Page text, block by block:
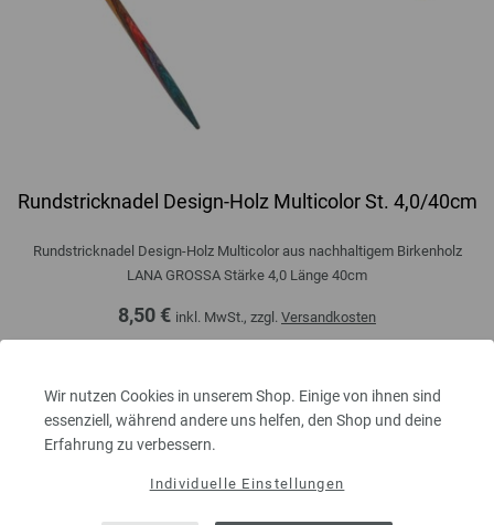
Wir nutzen Cookies in unserem Shop. Einige von ihnen sind
essenziell, während andere uns helfen, den Shop und deine
Erfahrung zu verbessern.
Individuelle Einstellungen
Rundstricknadel Design-Holz Multicolor St. 4,0/40cm
Rundstricknadel Design-Holz Multicolor aus nachhaltigem Birkenholz
LANA GROSSA Stärke 4,0 Länge 40cm
8,50 € inkl. MwSt., zzgl. Versandkosten